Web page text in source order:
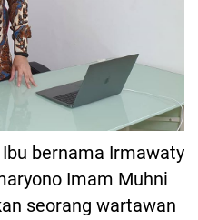
bernama Irmawaty
Imam Muhni
seorang wartawan